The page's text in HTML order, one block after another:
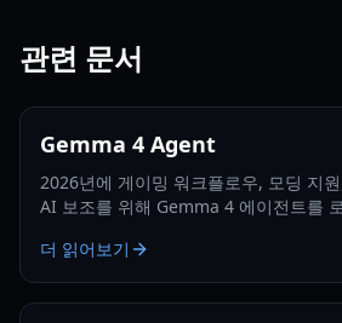
관련 문서
Gemma 4 Agent
2026년에 게이밍 워크플로우, 모딩 지
AI 보조를 위해 Gemma 4 에이전트를
더 읽어보기